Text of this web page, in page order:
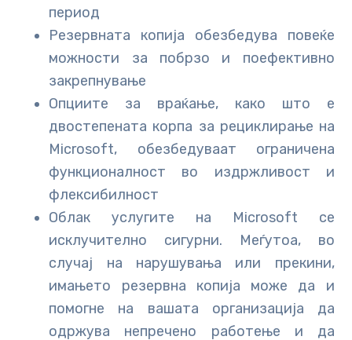
период
Резервната копија обезбедува повеќе
можности за побрзо и поефективно
закрепнување
Опциите за враќање, како што е
двостепената корпа за рециклирање на
Microsoft, обезбедуваат ограничена
функционалност во издржливост и
флексибилност
Облак услугите на Microsoft се
исклучително сигурни. Меѓутоа, во
случај на нарушувања или прекини,
имањето резервна копија може да и
помогне на вашата организација да
одржува непречено работење и да